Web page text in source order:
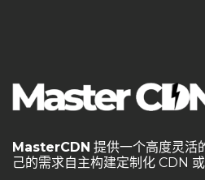
MasterCDN 提供一个高度灵活
己的需求自主构建定制化 CDN